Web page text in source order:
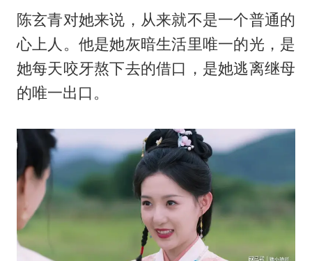
陈玄青对她来说，从来就不是一个普通的
心上人 。他是她灰暗生活里唯一的光，是
她每天咬牙熬下去的借口，是她逃离继母
的唯一出口。